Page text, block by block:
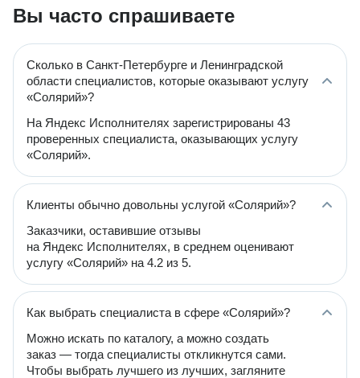
Вы часто спрашиваете
Сколько в Санкт-Петербурге и Ленинградской
области специалистов, которые оказывают услугу
«Солярий»?
На Яндекс Исполнителях зарегистрированы 43
проверенных специалиста, оказывающих услугу
«Солярий».
Клиенты обычно довольны услугой «Солярий»?
Заказчики, оставившие отзывы
на Яндекс Исполнителях, в среднем оценивают
услугу «Солярий» на 4.2 из 5.
Как выбрать специалиста в сфере «Солярий»?
Можно искать по каталогу, а можно создать
заказ — тогда специалисты откликнутся сами.
Чтобы выбрать лучшего из лучших, загляните